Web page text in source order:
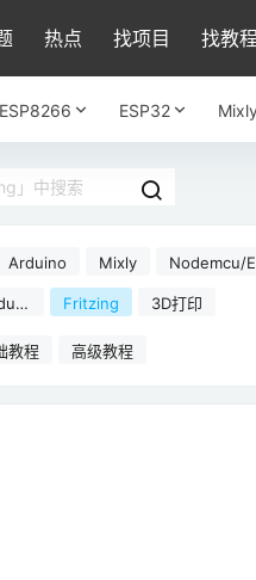
热点 找项目 找教程
ESP8266 ESP32 Mixly
Arduino Mixly
Nodemcu/
Fritzing 3D打印
教程 高级教程